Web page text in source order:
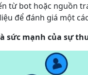
từ bot hoặc nguồn
để đánh giá một
sức mạnh của sự